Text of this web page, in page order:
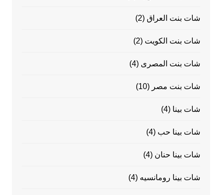
شات بنت العراق (2)
شات بنت الكويت (2)
شات بنت المصرى (4)
شات بنت مصر (10)
شات بينا (4)
شات بينا حب (4)
شات بينا حنان (4)
شات بينا رومانسيه (4)